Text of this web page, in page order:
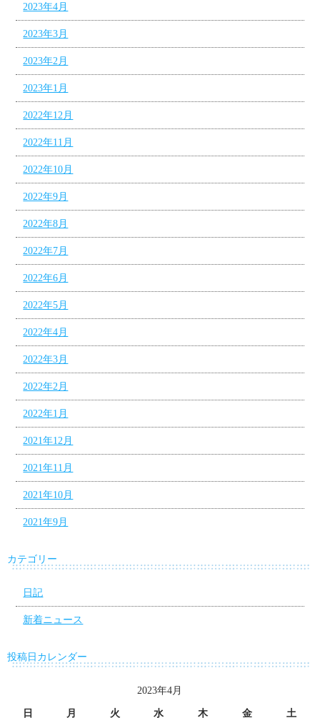
2023年4月
2023年3月
2023年2月
2023年1月
2022年12月
2022年11月
2022年10月
2022年9月
2022年8月
2022年7月
2022年6月
2022年5月
2022年4月
2022年3月
2022年2月
2022年1月
2021年12月
2021年11月
2021年10月
2021年9月
カテゴリー
日記
新着ニュース
投稿日カレンダー
2023年4月
日 月 火 水 木 金 土